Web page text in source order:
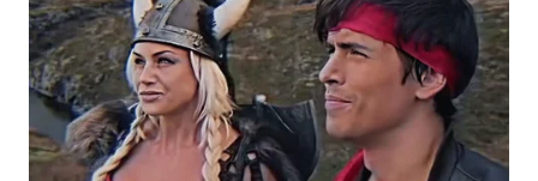
WN
KARO
WN
SIMALUNGUN